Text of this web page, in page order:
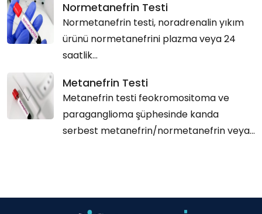
Normetanefrin Testi
Normetanefrin testi, noradrenalin yıkım
ürünü normetanefrini plazma veya 24
saatlik...
Metanefrin Testi
Metanefrin testi feokromositoma ve
paraganglioma şüphesinde kanda
serbest metanefrin/normetanefrin veya...